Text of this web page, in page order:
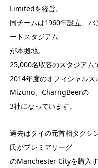
Limitedを経営。
同チームは1960年設立、
ートスタジアム
が本拠地。
25,000名収容のスタジアム
2014年度のオフィシャル
Mizuno、CharngBeerの
3社になっています。
過去はタイの元首相タク
氏がプレミアリーグ
のManchester Cityを購入